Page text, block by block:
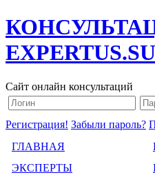
EXPERTUS.SU
Сайт онлайн консультаций
Регистрация! Забыли пароль?
ГЛАВНАЯ
ЭКСПЕРТЫ